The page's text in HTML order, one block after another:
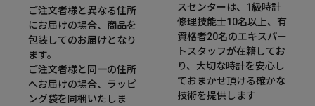
ご注文者様と異なる住所
にお届けの場合、商品を
包装してのお届けとなり
ます。
ご注文者様と同一の住所
へお届けの場合、ラッピ
ング袋を同梱いたしま
スセンターは、1級時計
修理技能士10名以上、有
資格者20名のエキスパー
トスタッフが在籍してお
り、大切な時計を安心し
ておまかせ頂ける確かな
技術を提供します